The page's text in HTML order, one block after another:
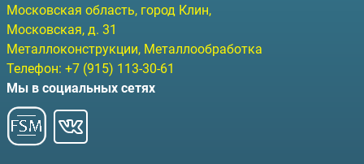
Московская область, город Клин,
Московская, д. 31
Металлоконструкции, Металлообработка
Телефон: +7 (915) 113-30-61
Мы в социальных сетях